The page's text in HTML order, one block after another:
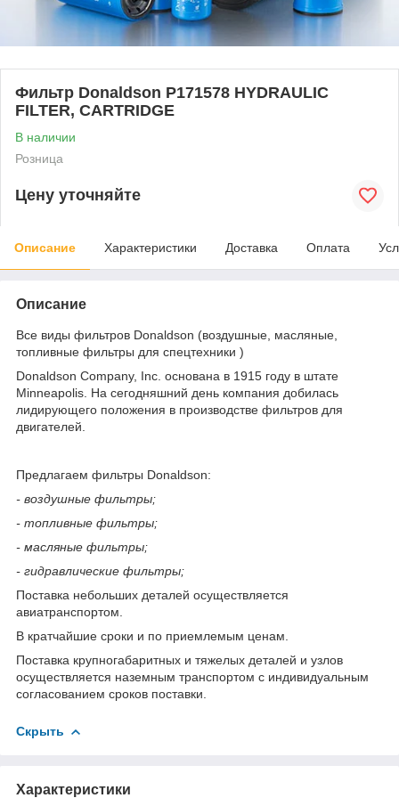
Фильтр Donaldson P171578 HYDRAULIC
FILTER, CARTRIDGE
В наличии
Розница
Цену уточняйте
Описание Характеристики Доставка Оплата
Описание
Все виды фильтров Donaldson (воздушные, масляные,
топливные фильтры для спецтехники )
Donaldson Company, Inc. основана в 1915 году в штате
Minneapolis. На сегодняшний день компания добилась
лидирующего положения в производстве фильтров для
двигателей.
Предлагаем фильтры Donaldson:
- воздушные фильтры;
- топливные фильтры;
- масляные фильтры;
- гидравлические фильтры;
Поставка небольших деталей осуществляется
авиатранспортом.
В кратчайшие сроки и по приемлемым ценам.
Поставка крупногабаритных и тяжелых деталей и узлов
осуществляется наземным транспортом с индивидуальным
согласованием сроков поставки.
Скрыть
Характеристики